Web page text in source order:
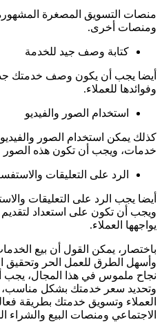
منصات التسويق المصغرة
ومنصات أخرى.
كتابة وصف جيد للخدمة
أيضا يجب أن يكون وصف خدمتك
وفوائدها للعملاء.
استخدام الصور والفيديو
كذلك يمكن استخدام الصور
خدمات، ويجب أن تكون هذه الصور
الرد على التعليقات
أيضا يجب الرد على التعليقات
ويجب أن تكون على استعداد
يواجهها العملاء.
باختصار، يمكن القول أن بيع
وأسهل الطرق للعمل الحر وتحقيق
نجاح ملموس في هذا المجال، يجب
وتحديد سعر خدمتك بشكل
العملاء وتسويق خدمتك بطريقة
الاجتماعي ومنصات البيع والشراء